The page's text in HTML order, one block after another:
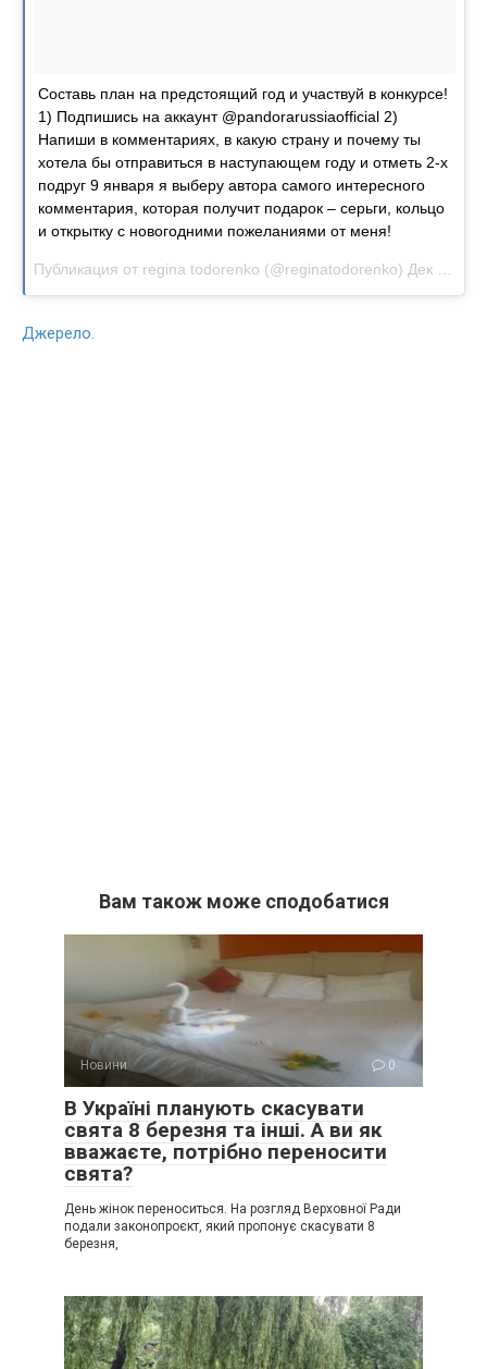
Составь план на предстоящий год и участвуй в конкурсе!
1) Подпишись на аккаунт @pandorarussiaofficial 2)
Напиши в комментариях, в какую страну и почему ты
хотела бы отправиться в наступающем году и отметь 2-х
подруг 9 января я выберу автора самого интересного
комментария, которая получит подарок – серьги, кольцо
и открытку с новогодними пожеланиями от меня!
Публикация от regina todorenko (@reginatodorenko) Дек 28, 2017 at 11:55 PST
Джерело.
Вам також може сподобатися
Новини 0
В Україні планують скасувати
свята 8 березня та інші. А ви як
вважаєте, потрібно переносити
свята?
День жінок переноситься. На розгляд Верховної Ради
подали законопроєкт, який пропонує скасувати 8
березня,